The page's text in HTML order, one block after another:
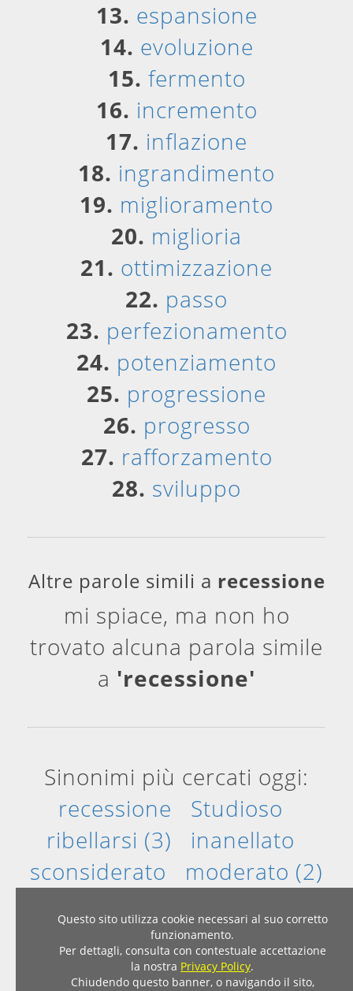
13. espansione
14. evoluzione
15. fermento
16. incremento
17. inflazione
18. ingrandimento
19. miglioramento
20. miglioria
21. ottimizzazione
22. passo
23. perfezionamento
24. potenziamento
25. progressione
26. progresso
27. rafforzamento
28. sviluppo
Altre parole simili a recessione
mi spiace, ma non ho
trovato alcuna parola simile
a 'recessione'
Sinonimi più cercati oggi:
recessione
Studioso
ribellarsi (3)
inanellato
sconsiderato
moderato (2)
Home|Privacy & Cookies
© 2007 - 2026 - Dizionario Sinonimi Contrari
Questo sito utilizza cookie necessari al suo corretto
funzionamento.
Per dettagli, consulta con contestuale accettazione
la nostra Privacy Policy.
Chiudendo questo banner, o navigando il sito,